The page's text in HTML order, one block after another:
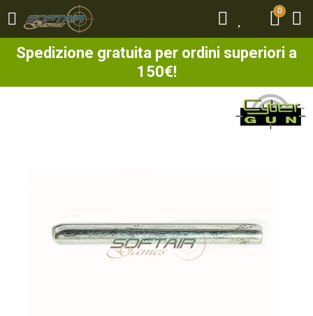
0
Spedizione gratuita per ordini superiori a
150€!
0